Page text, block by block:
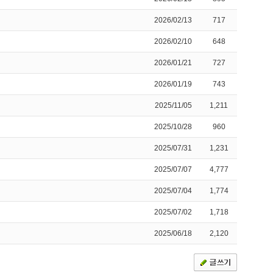
2026/02/13 717
2026/02/10 648
2026/01/21 727
2026/01/19 743
2025/11/05 1,211
2025/10/28 960
2025/07/31 1,231
2025/07/07 4,777
2025/07/04 1,774
2025/07/02 1,718
2025/06/18 2,120